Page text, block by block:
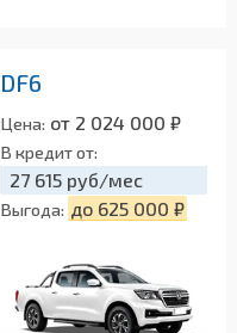
DF6
Цена: от 2 024 000 ₽
В кредит от:
27 615 руб/мес
Выгода: до 625 000 ₽